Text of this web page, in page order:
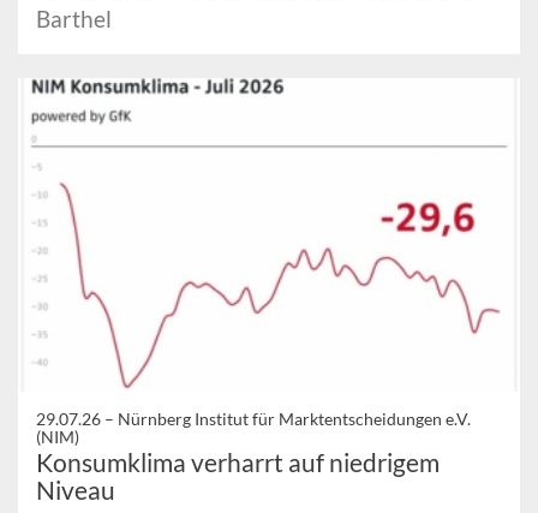
Barthel
29.07.26 – Nürnberg Institut für Marktentscheidungen e.V.
(NIM)
Konsumklima verharrt auf niedrigem
Niveau